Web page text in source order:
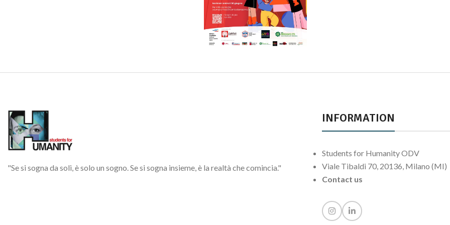
Settembre
Altromercato Summer
EstateSettembre
Capital posto
"Se si sogna da soli, è solo un sogno. Se si sogna insieme, è la realtà che comincia."
INFORMATION
Students for Humanity ODV
Viale Tibaldi 70, 20136, Milano (MI)
Contact us